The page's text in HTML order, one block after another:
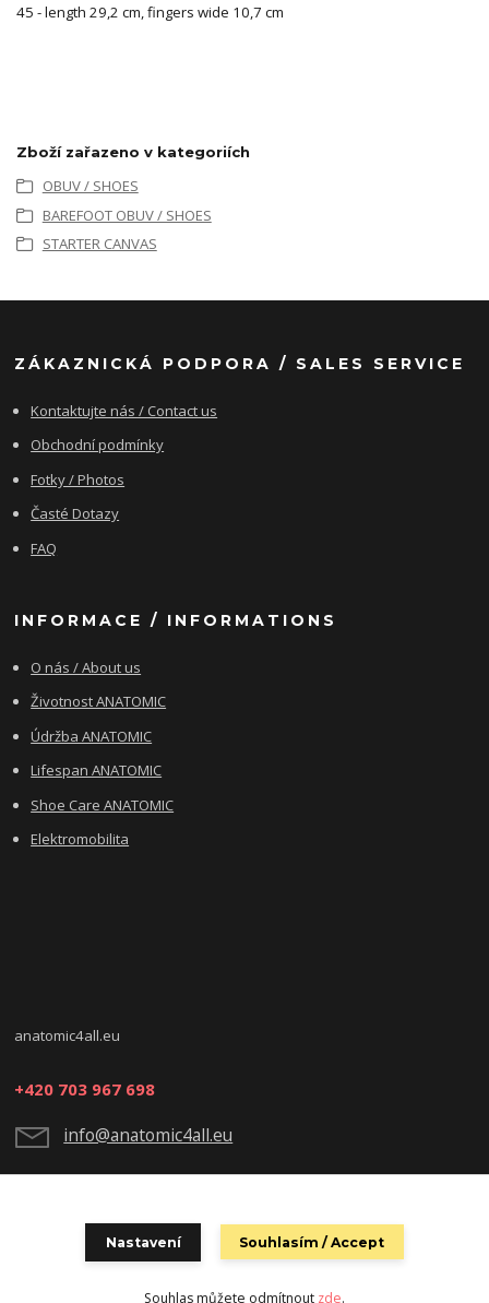
45 - length 29,2 cm, fingers wide 10,7 cm
Zboží zařazeno v kategoriích
OBUV / SHOES
BAREFOOT OBUV / SHOES
STARTER CANVAS
ZÁKAZNICKÁ PODPORA / SALES SERVICE
Kontaktujte nás / Contact us
Obchodní podmínky
Fotky / Photos
Časté Dotazy
FAQ
INFORMACE / INFORMATIONS
O nás / About us
Životnost ANATOMIC
Údržba ANATOMIC
Lifespan ANATOMIC
Shoe Care ANATOMIC
Elektromobilita
anatomic4all.eu
+420 703 967 698
info@anatomic4all.eu
Nastavení Souhlasím / Accept
Souhlas můžete odmítnout zde.